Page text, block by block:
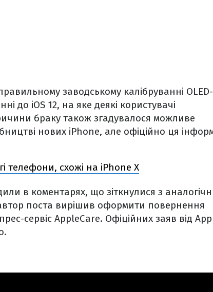
заводському калібруванні OLED-
до iOS 12, на яке деякі користувачі
браку також згадувалося можливе
нових iPhone, але офіційно ця
телефони, схожі на iPhone X
в коментарях, що зіткнулися з
поста вирішив оформити повернення
сервіс AppleCare. Офіційних заяв від